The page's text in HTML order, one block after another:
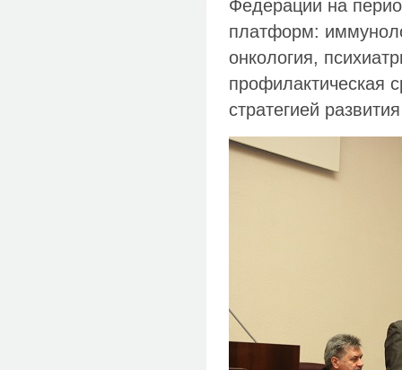
Федерации на
платформ:
онкология,
профилактическая
стратегией